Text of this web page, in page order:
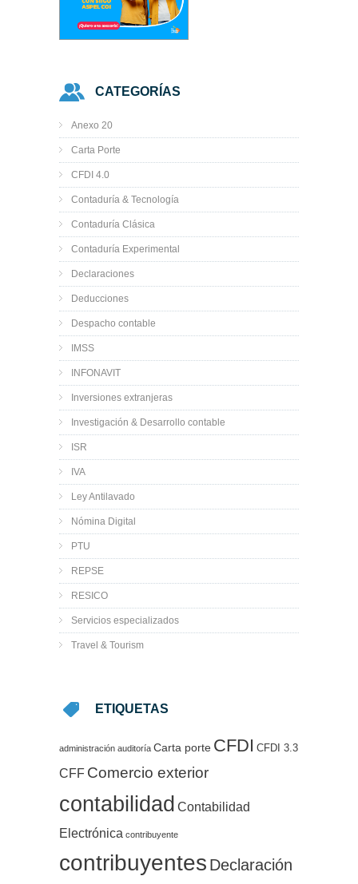
CATEGORÍAS
Anexo 20
Carta Porte
CFDI 4.0
Contaduría & Tecnología
Contaduría Clásica
Contaduría Experimental
Declaraciones
Deducciones
Despacho contable
IMSS
INFONAVIT
Inversiones extranjeras
Investigación & Desarrollo contable
ISR
IVA
Ley Antilavado
Nómina Digital
PTU
REPSE
RESICO
Servicios especializados
Travel & Tourism
ETIQUETAS
administración auditoría Carta porte CFDI CFDI 3.3
CFF Comercio exterior
contabilidad Contabilidad
Electrónica contribuyente
contribuyentes Declaración